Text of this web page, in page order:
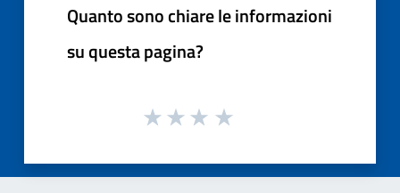
Quanto sono chiare le informazioni
su questa pagina?